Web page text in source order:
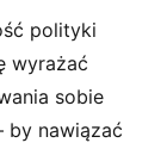
polityki
wyrażać
sobie
by nawiązać